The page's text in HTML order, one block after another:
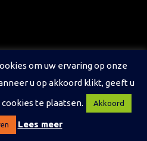
om uw ervaring op onze
u op akkoord klikt, geeft u
te plaatsen.
Akkoord
Lees meer